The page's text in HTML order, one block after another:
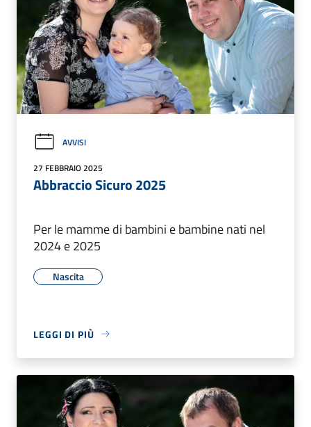
AVVISI
27 FEBBRAIO 2025
Abbraccio Sicuro 2025
Per le mamme di bambini e bambine nati nel
2024 e 2025
Nascita
LEGGI DI PIÙ